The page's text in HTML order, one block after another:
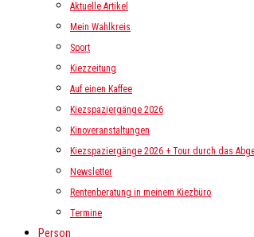
Aktuelle Artikel
Mein Wahlkreis
Sport
Kiezzeitung
Auf einen Kaffee
Kiezspaziergänge 2026
Kinoveranstaltungen
Kiezspaziergänge 2026 + Tour durch das
Newsletter
Rentenberatung in meinem Kiezbüro
Termine
Person